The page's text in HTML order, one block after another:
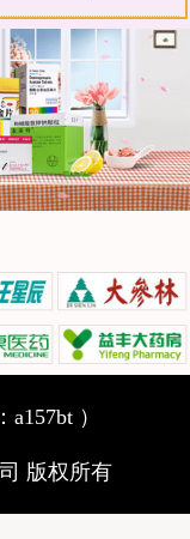
）
版权所有